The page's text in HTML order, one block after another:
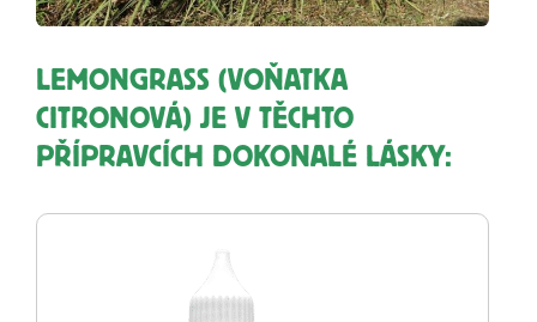
LEMONGRASS (VOŇATKA
CITRONOVÁ) JE V TĚCHTO
PŘÍPRAVCÍCH DOKONALÉ LÁSKY: